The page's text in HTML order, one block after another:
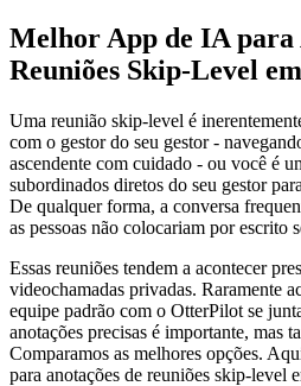
Melhor App de IA para
Reuniões Skip-Level
Uma reunião skip-level é
com o gestor do seu gestor -
ascendente com cuidado - ou você é
subordinados diretos do seu gestor
De qualquer forma, a conversa
as pessoas não colocariam por escrito
Essas reuniões tendem a acontecer
videochamadas privadas. Raramente
equipe padrão com o OtterPilot se
anotações precisas é importante, mas
Comparamos as melhores opções.
para anotações de reuniões skip-level